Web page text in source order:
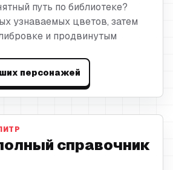
путь по библиотеке?
узнаваемых цветов, затем
и продвинутым
персонажей
справочник